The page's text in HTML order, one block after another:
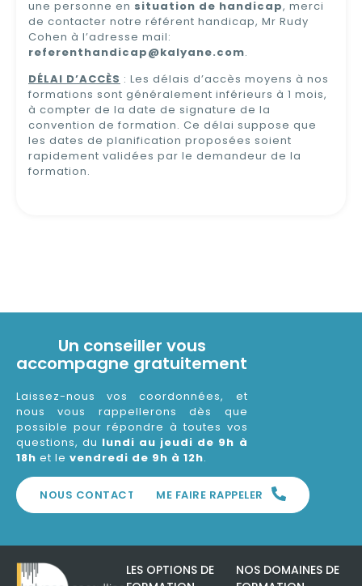
une personne en situation de handicap, merci
de contacter notre référent handicap, Mr Rudy
Cohen à l’adresse mail:
referenthandicap@kalyane.com.
DÉLAI D’ACCÈS : Les délais d’accès moyens à nos
formations sont généralement inférieurs à 1 mois,
à compter de la date de signature de la
convention de formation. Ce délai suppose que
les dates de planification proposées soient
rapidement validées par le demandeur de la
formation.
Un conseiller vous
accompagne gratuitement
Laissez-nous vos coordonnées, et
nous vous rappellerons dès que
possible pour répondre à toutes vos
questions, du lundi au jeudi de 9h à
18h et le vendredi de 9h à 12h.
NOUS CONTACTER ME FAIRE RAPPELER
LES OPTIONS DE
NOS DOMAINES DE